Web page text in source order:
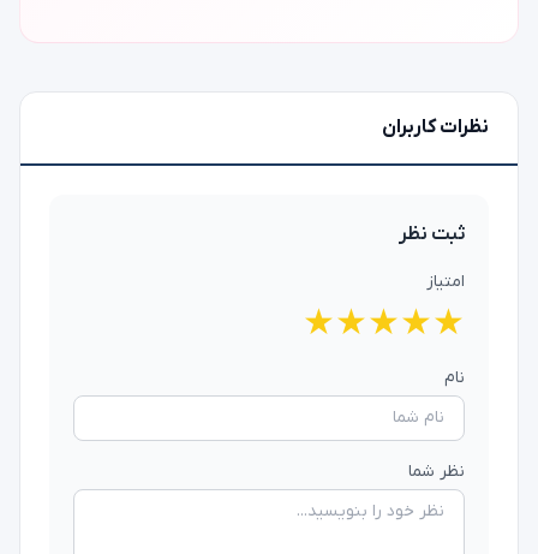
نظرات کاربران
ثبت نظر
امتیاز
★
★
★
★
★
نام
نظر شما